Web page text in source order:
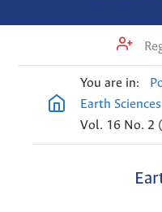
You are in:
Earth
Vol. 16 No. 2